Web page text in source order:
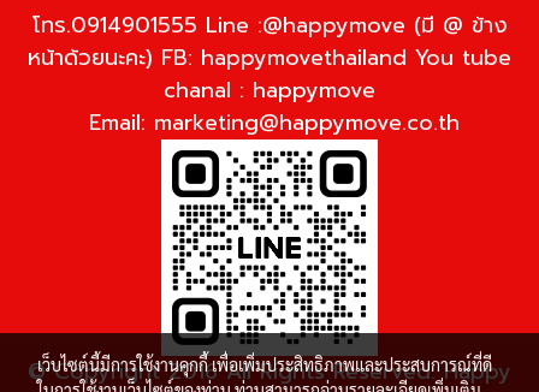
โทร.0914901555 Line :@happymove (มี @ ข้าง
หน้าด้วยนะคะ) FB: happymovethailand You tube
chanal : happymove
Email: marketing@happymove.co.th
© Copyright 2016 All Rights Reserved. Happy
เว็บไซต์นี้มีการใช้งานคุกกี้ เพื่อเพิ่มประสิทธิภาพและประสบการณ์ที่ดี